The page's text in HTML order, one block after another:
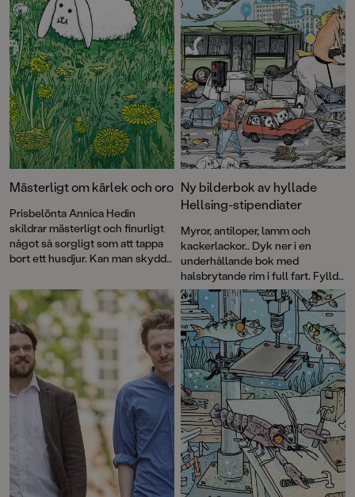
Mästerligt om kärlek och oro
Prisbelönta Annica Hedin
skildrar mästerligt och finurligt
något så sorgligt som att tappa
bort ett husdjur. Kan man skydda
farligt? Med färgsprakande och
uttrycksfulla illustrationer av
Lennart Hellsing-stipendiaten
Erik Svetoft.
Ny bilderbok av hyllade
Hellsing-stipendiater
Myror, antiloper, lamm och
kackerlackor… Dyk ner i en
underhållande bok med
halsbrytande rim i full fart. Fylld
med fantastiska myllrande bilder
att titta länge på!